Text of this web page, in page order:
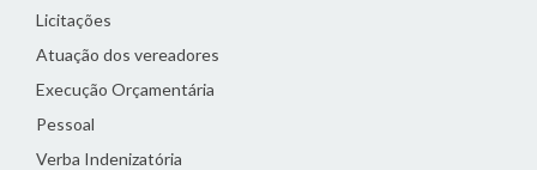
Licitações
Atuação dos vereadores
Execução Orçamentária
Pessoal
Verba Indenizatória